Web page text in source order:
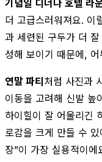
기념일 디너나 호텔 라
더 고급스러워져요. 이
과 세련된 구두가 더
성해 보이기 때문에,
연말 파티처럼 사진과
이동을 고려해 신발 높
하이힐이 잘 어울리긴
로감을 크게 만들 수
장”이 가장 실용적이에